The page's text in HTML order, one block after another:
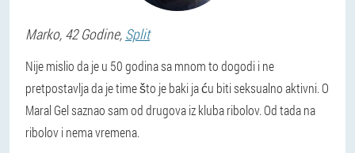
Marko, 42 Godine, Split
Nije mislio da je u 50 godina sa mnom to dogodi i ne
pretpostavlja da je time što je baki ja ću biti seksualno aktivni. O
Maral Gel saznao sam od drugova iz kluba ribolov. Od tada na
ribolov i nema vremena.